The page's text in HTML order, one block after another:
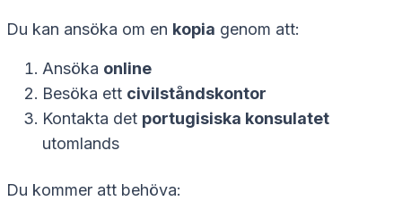
Du kan ansöka om en kopia genom att:
Ansöka online
Besöka ett civilståndskontor
Kontakta det portugisiska konsulatet
utomlands
Du kommer att behöva: